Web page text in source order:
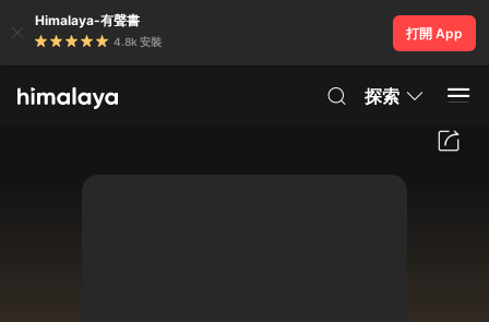
Himalaya-有聲書
4.8k 安裝
打開 App
探索